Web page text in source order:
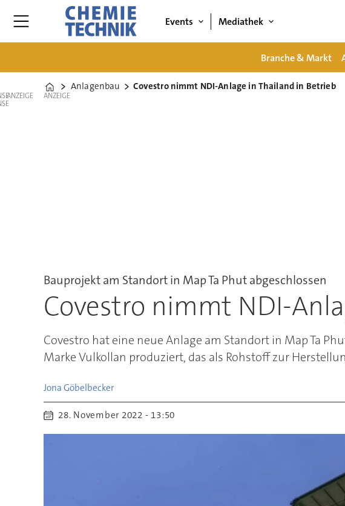
Events Mediathek
Branche & Markt
Home
Anlagenbau Covestro nimmt NDI-Anlage in Thailand in Betrieb
ANZEIGE ANZEIGE
Bauprojekt am Standort in Map Ta Phut abgeschlossen
Covestro nimmt NDI-
Covestro hat eine neue Anlage am Standort in Map Ta
Marke Vulkollan produziert, das als Rohstoff zur
Jona Göbelbecker
28. November 2022 - 13:50